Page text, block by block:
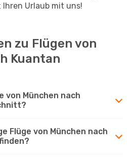
Urlaub mit uns!
zu Flügen von
Kuantan
von München nach
Flüge von München nach